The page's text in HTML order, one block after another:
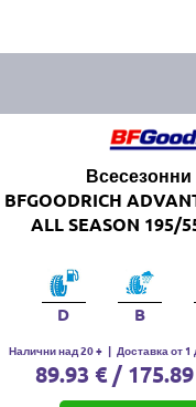
Всесезонни
BFGOODRICH
ALL SEASON 195/
D B
Налични над 20 + | Доставка от 1
89.93 € /